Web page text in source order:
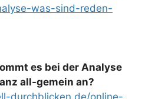
was-sind-reden-
es bei der Analyse
all-gemein an?
durchblicken.de/online-